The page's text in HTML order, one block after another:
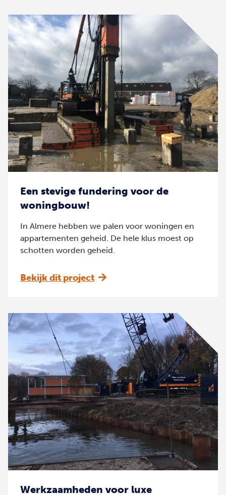
Een stevige fundering voor de
woningbouw!
In Almere hebben we palen voor woningen en
appartementen geheid. De hele klus moest op
schotten worden geheid.
Bekijk dit project
Werkzaamheden voor luxe